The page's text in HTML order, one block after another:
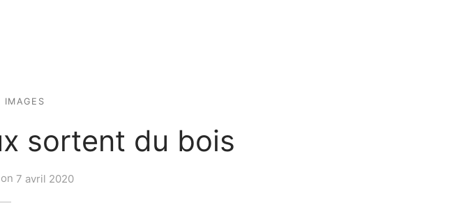
IMAGES
sortent du bois
on 7 avril 2020